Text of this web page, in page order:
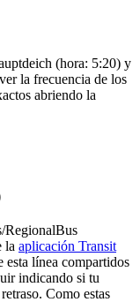
(hora: 5:20) y
la frecuencia de los
abriendo la
RegionalBus
la aplicación Transit
esta línea compartidos
indicando si tu
Como estas